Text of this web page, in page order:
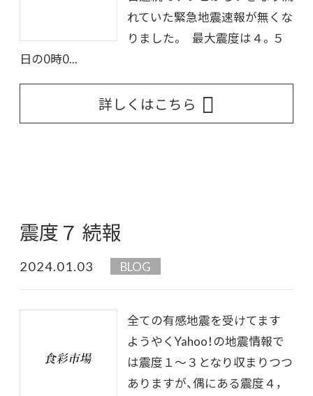
れていた緊急地震速報が無くな
りました。 最大震度は４。５
日の0時0...
詳しくはこちら
震度７ 続報
2024.01.03 BLOG
全ての有感地震を受けてます
ようやくYahoo！の地震情報で
は震度１～３となり収まりつつ
ありますが、偶にある震度４，